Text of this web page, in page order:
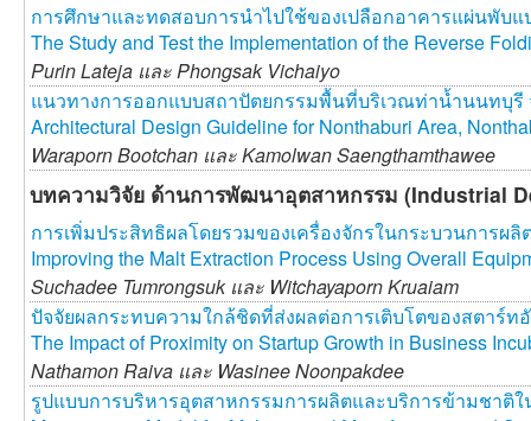
การศึกษาและทดสอบการนำไปใช้ของเปลือกอาคารแผ่นพับ
The Study and Test the Implementation of the Reverse
Purin Lateja และPhongsak Vichaiyo
แนวทางการออกแบบสถาปัตยกรรมพื้นที่บริเวณท่าน้ำนนทบุรี
Architectural Design Guideline for Nonthaburi Area,
Waraporn Bootchan และKamolwan Saengthamthawee
บทความวิจัย ด้านการพัฒนาอุตสาหกรรม (Industrial
การเพิ่มประสิทธิผลโดยรวมของเครื่องจักรในกระบวนการผ
Improving the Malt Extraction Process Using Overall
Suchadee Tumrongsuk และ Witchayaporn Kruaiam
ปัจจัยผลกระทบความใกล้ชิดที่ส่งผลต่อการเติบโตของสตาร์ท
The Impact of Proximity on Startup Growth in Business
Nathamon Raiva และ Wasinee Noonpakdee
รูปแบบการบริหารอุตสาหกรรมการผลิตและบริการข้ามชาติ